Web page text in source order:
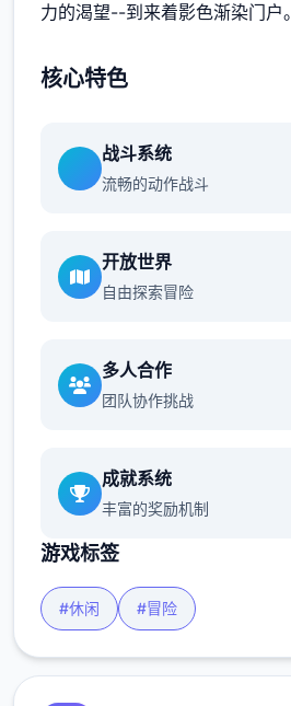
力的渴望--到来着影色渐染门户。
核心特色
战斗系统
流畅的动作战斗
开放世界
自由探索冒险
多人合作
团队协作挑战
成就系统
丰富的奖励机制
游戏标签
#休闲 #冒险